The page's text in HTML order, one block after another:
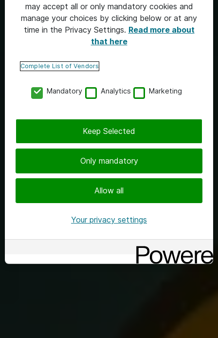
may accept all or only mandatory cookies and
manage your choices by clicking below or at any
time in the Privacy Settings. Read more about
that here
Complete List of Vendors
Mandatory Analytics Marketing
Only mandatory
Allow all
Keep Selected
Your privacy settings